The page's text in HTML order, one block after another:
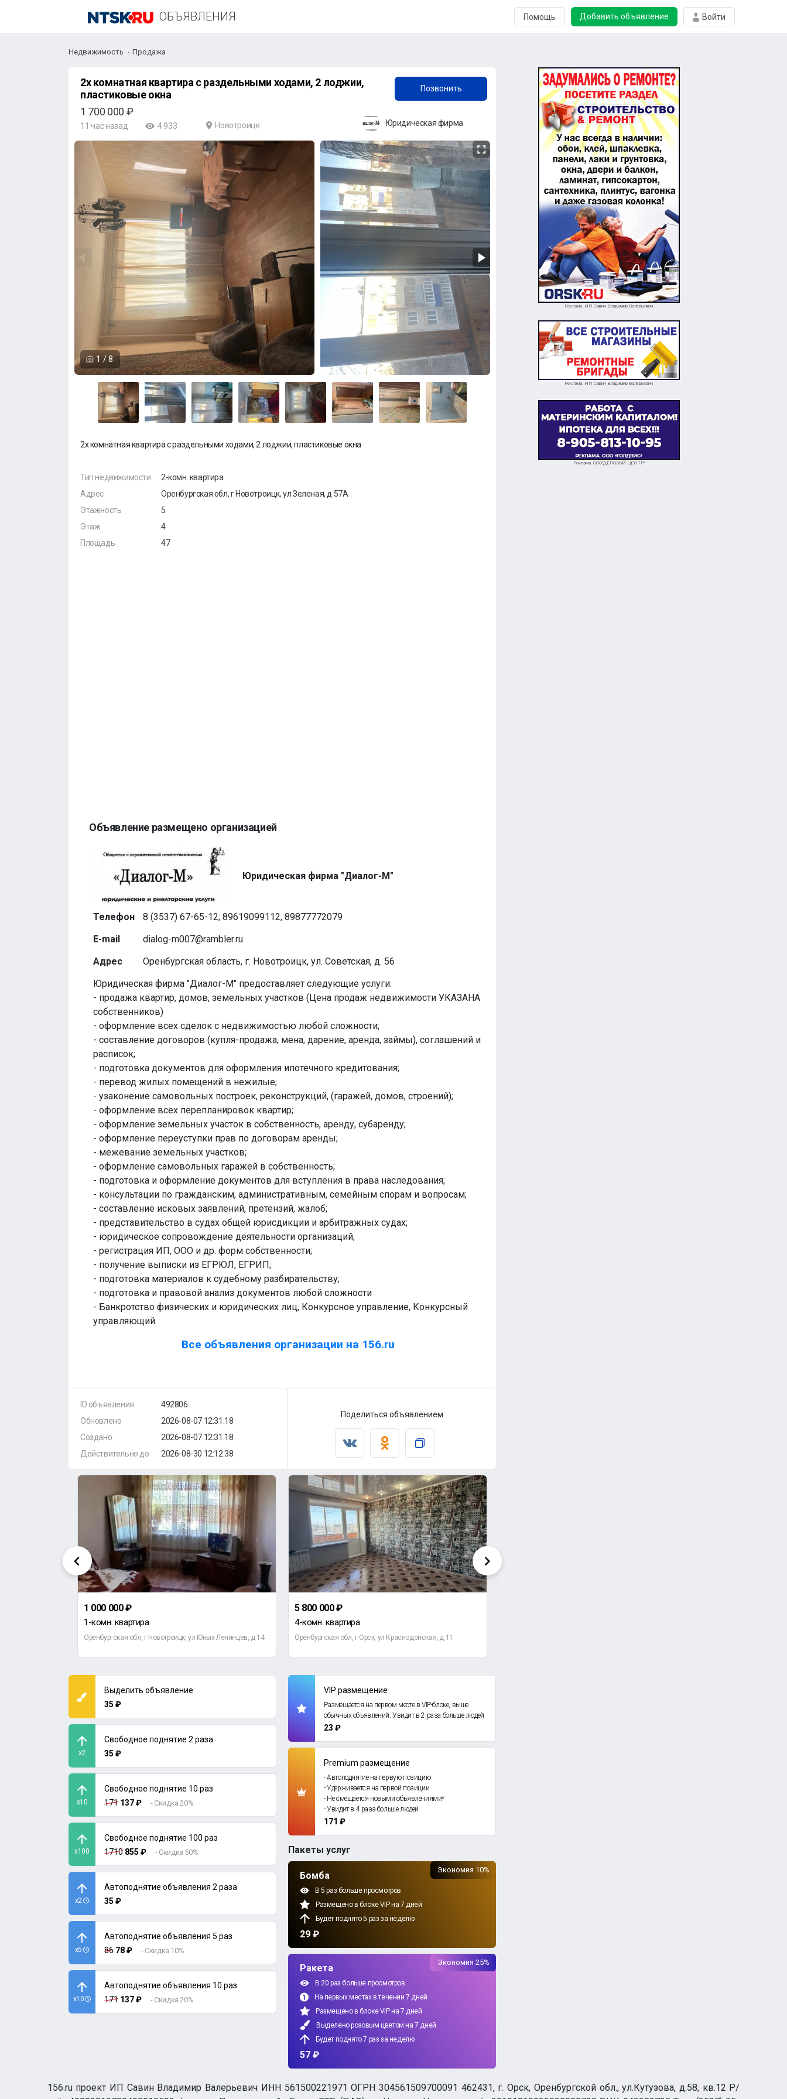
ОБЪЯВЛЕНИЯ Помощь Добавить объявление Войти
+7 (987) 777-20-79
Недвижимость Продажа
1 / 8
2х комнатная квартира с раздельными ходами, 2 лоджии,
пластиковые окна
Позвонить
1 700 000 ₽
11 час назад 4 933 Новотроицк Юридическая фирма
2х комнатная квартира с раздельными ходами, 2 лоджии, пластиковые окна
Тип недвижимости
Адрес
Этажность
Этаж
Площадь
2-комн. квартира
Оренбургская обл, г Новотроицк, ул Зеленая, д 57А
5
4
47
Объявление размещено организацией
Юридическая фирма "Диалог-М"
Телефон
8 (3537) 67-65-12; 89619099112, 89877772079
E-mail
dialog-m007@rambler.ru
Адрес
Оренбургская область, г. Новотроицк, ул. Советская, д. 56
Юридическая фирма "Диалог-М" предоставляет следующие услуги:
- продажа квартир, домов, земельных участков (Цена продаж недвижимости УКАЗАНА
собственников)
- оформление всех сделок с недвижимостью любой сложности;
- составление договоров (купля-продажа, мена, дарение, аренда, займы), соглашений и
расписок;
- подготовка документов для оформления ипотечного кредитования;
- перевод жилых помещений в нежилые;
- узаконение самовольных построек, реконструкций, (гаражей, домов, строений);
- оформление всех перепланировок квартир;
- оформление земельных участок в собственность, аренду, субаренду;
- оформление переуступки прав по договорам аренды;
- межевание земельных участков;
- оформление самовольных гаражей в собственность;
- подготовка и оформление документов для вступления в права наследования;
- консультации по гражданским, административным, семейным спорам и вопросам;
- составление исковых заявлений, претензий, жалоб;
- представительство в судах общей юрисдикции и арбитражных судах;
- юридическое сопровождение деятельности организаций;
- регистрация ИП, ООО и др. форм собственности;
- получение выписки из ЕГРЮЛ, ЕГРИП;
- подготовка материалов к судебному разбирательству;
- подготовка и правовой анализ документов любой сложности
- Банкротство физических и юридических лиц, Конкурсное управление, Конкурсный
управляющий.
Все объявления организации на 156.ru
ID объявления
Обновлено
Создано
Действительно до
492806
2026-08-07 12:31:18
2026-08-07 12:31:18
2026-08-30 12:12:38
Поделиться объявлением
1 000 000 ₽
1-комн. квартира
Оренбургская обл, г Новотроицк, ул Юных Ленинцев, д 14
5 800 000 ₽
4-комн. квартира
Оренбургская обл, г Орск, ул Краснодонская, д 11
Выделить объявление
35 ₽
x2
Свободное поднятие 2 раза
35 ₽
x10
Свободное поднятие 10 раз
171 137 ₽ - Скидка 20%
x100
Свободное поднятие 100 раз
1710 855 ₽ - Скидка 50%
x2
Автоподнятие объявления 2 раза
35 ₽
x5
Автоподнятие объявления 5 раз
86 78 ₽ - Скидка 10%
x10
Автоподнятие объявления 10 раз
171 137 ₽ - Скидка 20%
VIP размещение
Размещается на первом месте в VIP-блоке, выше
обычных объявлений. Увидит в 2 раза больше людей
23 ₽
Premium размещение
- Автоподнятие на первую позицию
- Удерживается на первой позиции
- Не смещается новыми объявлениями*
- Увидит в 4 раза больше людей
171 ₽
Пакеты услуг
Бомба
В 5 раз больше просмотров
Размещено в блоке VIP на 7 дней
Будет поднято 5 раз за неделю
29 ₽
Экономия 10%
Ракета
В 20 раз больше просмотров
На первых местах в течении 7 дней
Размещено в блоке VIP на 7 дней
Выделено розовым цветом на 7 дней
Будет поднято 7 раз за неделю
57 ₽
Экономия 25%
Реклама. ИП Савин Владимир Валерьевич
Реклама. ИП Савин Владимир Валерьевич
Реклама. ООО"ДЕЛОВОЙ ЦЕНТР"
156.ru проект ИП Савин Владимир Валерьевич ИНН 561500221971 ОГРН 304561509700091 462431, г. Орск, Оренбургской обл., ул.Кутузова, д.58, кв.12 Р/